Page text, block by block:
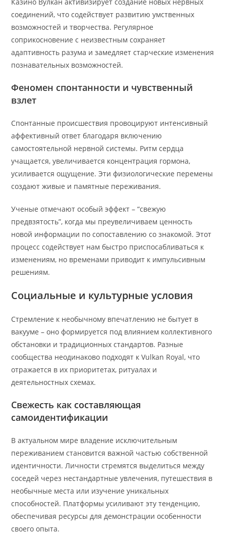
соединений, что содействует развитию умственных
возможностей и творчества. Регулярное
соприкосновение с неизвестным сохраняет
адаптивность разума и замедляет старческие изменения
познавательных возможностей.
Феномен спонтанности и чувственный
взлет
Спонтанные происшествия провоцируют интенсивный
аффективный ответ благодаря включению
самостоятельной нервной системы. Ритм сердца
учащается, увеличивается концентрация гормона,
усиливается ощущение. Эти физиологические перемены
создают живые и памятные переживания.
Ученые отмечают особый эффект – “свежую
предвзятость”, когда мы преувеличиваем ценность
новой информации по сопоставлению со знакомой. Этот
процесс содействует нам быстро приспосабливаться к
изменениям, но временами приводит к импульсивным
решениям.
Социальные и культурные условия
Стремление к необычному впечатлению не бытует в
вакууме – оно формируется под влиянием коллективного
обстановки и традиционных стандартов. Разные
сообщества неодинаково подходят к Vulkan Royal, что
отражается в их приоритетах, ритуалах и
деятельностных схемах.
Свежесть как составляющая
самоидентификации
В актуальном мире владение исключительным
переживанием становится важной частью собственной
идентичности. Личности стремятся выделиться между
соседей через нестандартные увлечения, путешествия в
необычные места или изучение уникальных
способностей. Платформы усиливают эту тенденцию,
обеспечивая ресурсы для демонстрации особенности
своего опыта.